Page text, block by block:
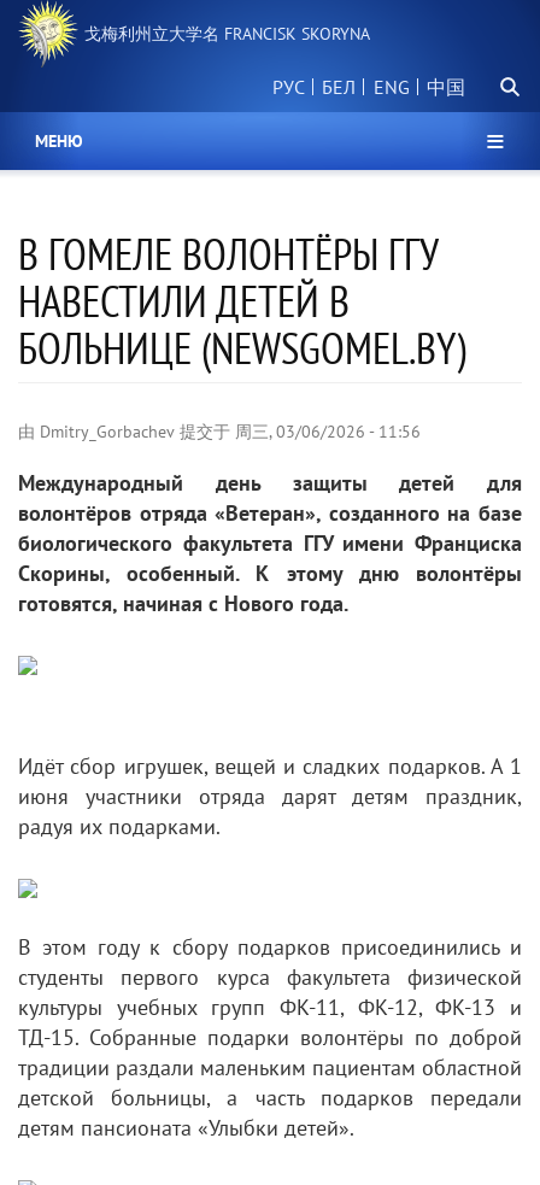
要
戈梅利州立大学名 FRANCISK SKORYNA
РУС БЕЛ 中国
搜
МЕНЮ
В ГОМЕЛЕ ВОЛОНТЁРЫ ГГУ
НАВЕСТИЛИ ДЕТЕЙ В
БОЛЬНИЦЕ (NEWSGOMEL.BY)
由 Dmitry_Gorbachev 提交于 周三, 03/06/2026 - 11:56
Международный день защиты детей для
волонтёров отряда «Ветеран», созданного на базе
биологического факультета ГГУ имени Франциска
Скорины, особенный. К этому дню волонтёры
готовятся, начиная с Нового года.
Идёт сбор игрушек, вещей и сладких подарков. А 1
июня участники отряда дарят детям праздник,
радуя их подарками.
В этом году к сбору подарков присоединились и
студенты первого курса факультета физической
культуры учебных групп ФК-11, ФК-12, ФК-13 и
ТД-15. Собранные подарки волонтёры по доброй
традиции раздали маленьким пациентам областной
детской больницы, а часть подарков передали
детям пансионата «Улыбки детей».